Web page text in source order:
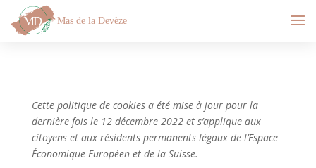
Cette politique de cookies a été mise à jour pour la
dernière fois le 12 décembre 2022 et s’applique aux
citoyens et aux résidents permanents légaux de l’Espace
Économique Européen et de la Suisse.